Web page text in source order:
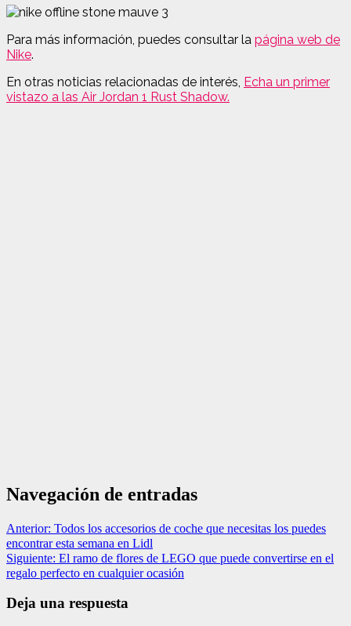
Para más información, puedes consultar la página web de
Nike.
En otras noticias relacionadas de interés, Echa un primer
vistazo a las Air Jordan 1 Rust Shadow.
Navegación de entradas
Anterior: Todos los accesorios de coche que necesitas los puedes
encontrar esta semana en Lidl
Siguiente: El ramo de flores de LEGO que puede convertirse en el
regalo perfecto en cualquier ocasión
Deja una respuesta